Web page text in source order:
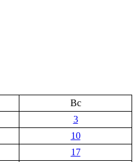
Вс
3
10
17